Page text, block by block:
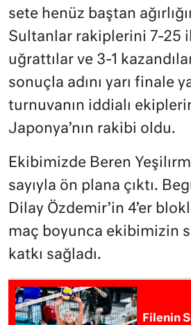
sete henüz baştan
Sultanlar rakiplerini 7-25
uğrattılar ve 3-1
sonuçla adını yarı finale
turnuvanın iddialı
Japonya’nın rakibi oldu.
Ekibimizde Beren
sayıyla ön plana çıktı.
Dilay Özdemir’in 4’er
maç boyunca ekibimizin
katkı sağladı.
Filenin